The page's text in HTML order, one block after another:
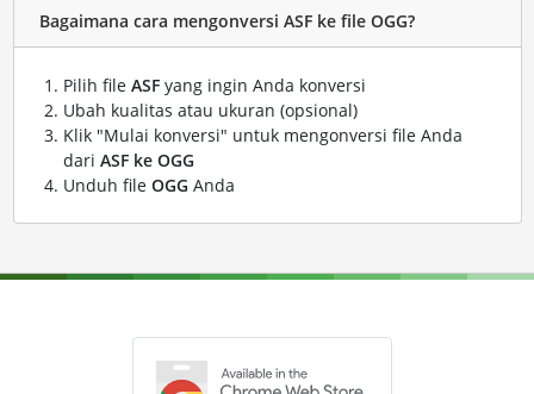
Bagaimana cara mengonversi ASF ke file OGG?
Pilih file ASFyang ingin Anda konversi
Ubah kualitas atau ukuran (opsional)
Klik "Mulai konversi" untuk mengonversi file Anda
dari ASF ke OGG
Unduh file OGG Anda